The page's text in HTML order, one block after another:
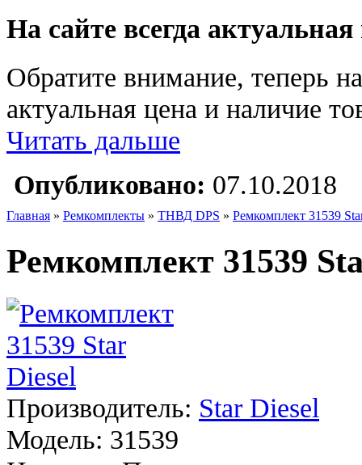
На сайте всегда
Обратите внимание, теперь
актуальная цена и наличие
Читать дальше
Опубликовано: 07.10.2018
Главная » Ремкомплекты » ТНВД DPS » Ремкомплект 31539
Ремкомплект 31539
Производитель: Star Diesel
Модель: 31539